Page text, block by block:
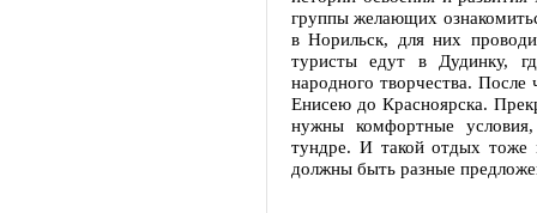
группы желающих
в Норильск, для них
туристы едут в Дудинку,
народного творчества.
Енисею до Красноярска.
нужны комфортные
тундре. И такой отдых тоже
должны быть разные